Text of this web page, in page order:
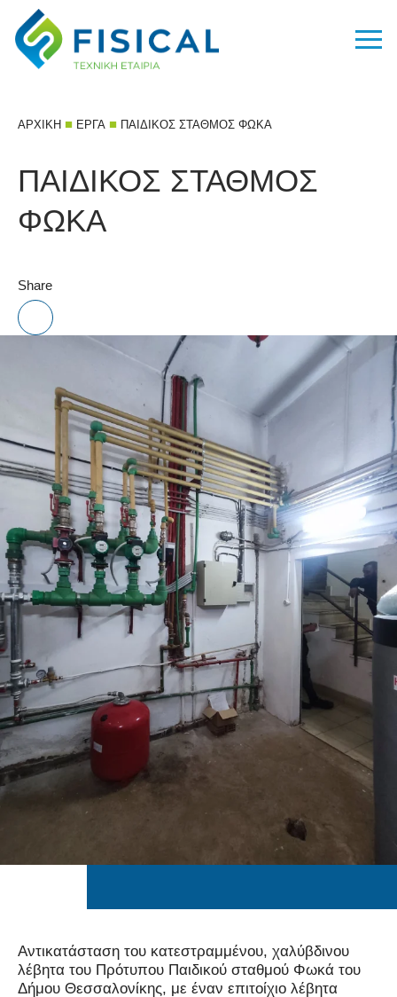
ΑΡΧΙΚΉ ■ ΈΡΓΑ ■ ΠΑΙΔΙΚΟΣ ΣΤΑΘΜΟΣ ΦΩΚΑ
ΠΑΙΔΙΚΟΣ ΣΤΑΘΜΟΣ
ΦΩΚΑ
Share
Αντικατάσταση του κατεστραμμένου, χαλύβδινου
λέβητα του Πρότυπου Παιδικού σταθμού Φωκά του
Δήμου Θεσσαλονίκης, με έναν επιτοίχιο λέβητα